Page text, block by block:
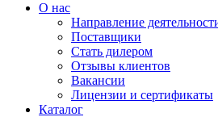
О нас
Направление
Поставщики
Стать дилером
Отзывы клиентов
Вакансии
Лицензии и сертификаты
Каталог